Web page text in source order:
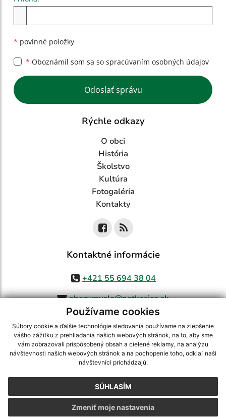
Používame cookies
Súbory cookie a ďalšie technológie sledovania používame na zlepšenie
vášho zážitku z prehliadania našich webových stránok, na to, aby sme
vám zobrazovali prispôsobený obsah a cielené reklamy, na analýzu
návštevnosti našich webových stránok a na pochopenie toho, odkiaľ naši
návštevníci prichádzajú.
SÚHLASÍM
Zmeniť moje nastavenia
* povinné položky
* Oboznámil som sa so spracúvaním osobných údajov
Google reCaptcha Response
Odoslať správu
Rýchle odkazy
O obci
História
Školstvo
Kultúra
Fotogaléria
Kontakty
Kontaktné informácie
+421 55 694 38 04
obecvmysla@netkosice.sk
využite možnosť získavania aktuálnych informácií s využitím RSS
CMS systém (redakčný) systém ECHELON 2,Mapa stránok,web portál
webex.digital, s.r.o.,domény,registrácia domény
Posledná aktualizácia:31.07.2026
Vytlačiť stránku|Vyhlásenie o prístupnosti